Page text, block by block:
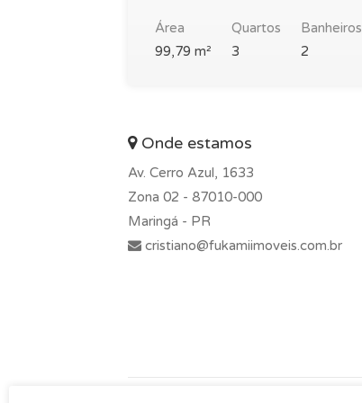
Área
99,79 m²
Quartos
3
Banheiros
2
Onde estamos
Av. Cerro Azul, 1633
Zona 02 - 87010-000
Maringá - PR
cristiano@fukamiimoveis.com.br